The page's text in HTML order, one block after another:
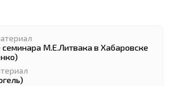
семинара М.Е.Литвака в Хабаровске